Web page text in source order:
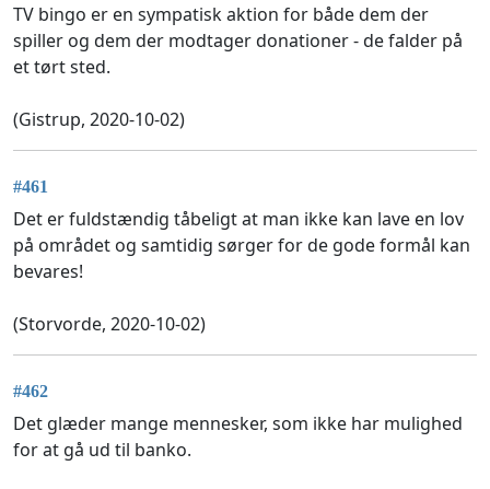
TV bingo er en sympatisk aktion for både dem der
spiller og dem der modtager donationer - de falder på
et tørt sted.
(Gistrup, 2020-10-02)
#461
Det er fuldstændig tåbeligt at man ikke kan lave en lov
på området og samtidig sørger for de gode formål kan
bevares!
(Storvorde, 2020-10-02)
#462
Det glæder mange mennesker, som ikke har mulighed
for at gå ud til banko.